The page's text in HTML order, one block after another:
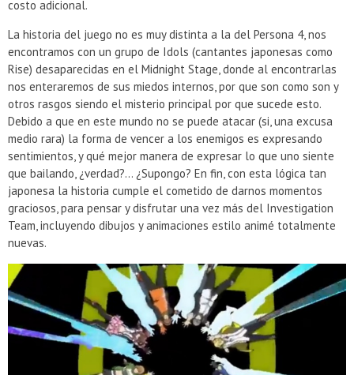
costo adicional.
La historia del juego no es muy distinta a la del Persona 4, nos
encontramos con un grupo de Idols (cantantes japonesas como
Rise) desaparecidas en el Midnight Stage, donde al encontrarlas
nos enteraremos de sus miedos internos, por que son como son y
otros rasgos siendo el misterio principal por que sucede esto.
Debido a que en este mundo no se puede atacar (si, una excusa
medio rara) la forma de vencer a los enemigos es expresando
sentimientos, y qué mejor manera de expresar lo que uno siente
que bailando, ¿verdad?… ¿Supongo? En fin, con esta lógica tan
japonesa la historia cumple el cometido de darnos momentos
graciosos, para pensar y disfrutar una vez más del Investigation
Team, incluyendo dibujos y animaciones estilo animé totalmente
nuevas.